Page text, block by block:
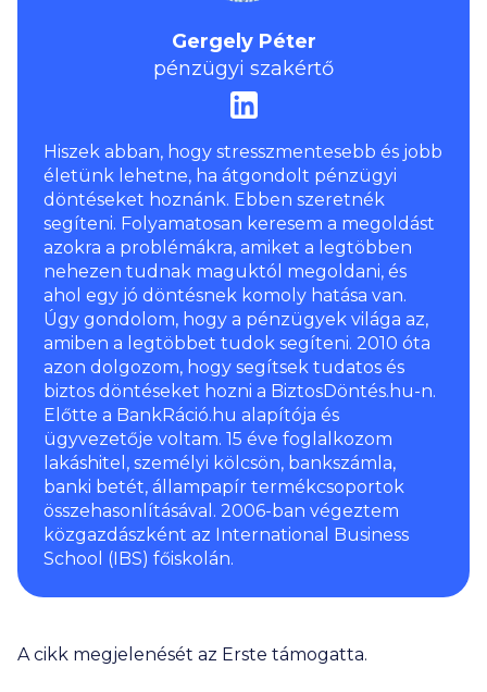
Gergely Péter
pénzügyi szakértő
Hiszek abban, hogy stresszmentesebb és jobb
életünk lehetne, ha átgondolt pénzügyi
döntéseket hoznánk. Ebben szeretnék
segíteni. Folyamatosan keresem a megoldást
azokra a problémákra, amiket a legtöbben
nehezen tudnak maguktól megoldani, és
ahol egy jó döntésnek komoly hatása van.
Úgy gondolom, hogy a pénzügyek világa az,
amiben a legtöbbet tudok segíteni. 2010 óta
azon dolgozom, hogy segítsek tudatos és
biztos döntéseket hozni a BiztosDöntés.hu-n.
Előtte a BankRáció.hu alapítója és
ügyvezetője voltam. 15 éve foglalkozom
lakáshitel, személyi kölcsön, bankszámla,
banki betét, állampapír termékcsoportok
összehasonlításával. 2006-ban végeztem
közgazdászként az International Business
School (IBS) főiskolán.
A cikk megjelenését az Erste támogatta.